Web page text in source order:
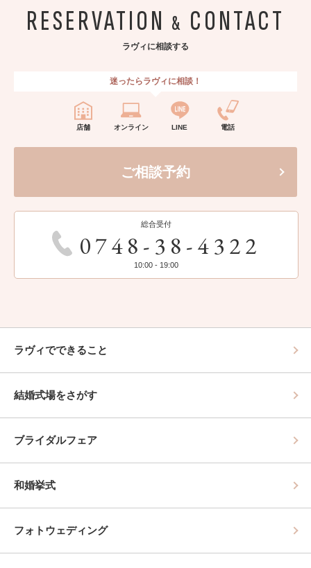
RESERVATION & CONTACT
ラヴィに相談する
迷ったらラヴィに相談！
店舗 オンライン LINE 電話
ご相談予約
総合受付
0748-38-4322
10:00 - 19:00
ラヴィでできること
結婚式場をさがす
ブライダルフェア
和婚挙式
フォトウェディング